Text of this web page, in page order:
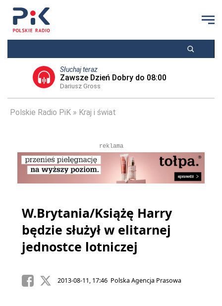
Słuchaj teraz
Zawsze Dzień Dobry do 08:00
Dariusz Gross
Polskie Radio PiK Kraj i świat
reklama
W.Brytania/Książę Harry
będzie służył w elitarnej
jednostce lotniczej
2013-08-11, 17:46 Polska Agencja Prasowa